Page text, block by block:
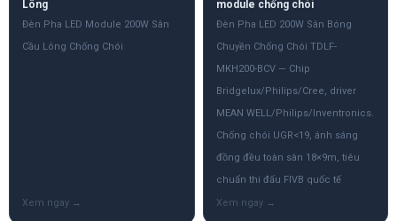
Lông
Đèn Pha LED Module 200W Sân
Cầu Lông Chống Chói
module chống chói
Đèn Pha LED 200W Sân Bóng
Chuyền Chống Chói TDLF-
MKH200-BCV — Chip
Bridgelux/Philips/Cree, driver
MEAN WELL/Philips/Inventronics.
Chống chói UGR<19, ánh sáng
đồng đều toàn sân 18×9m, tiêu
chuẩn thi đấu FIVB quốc tế